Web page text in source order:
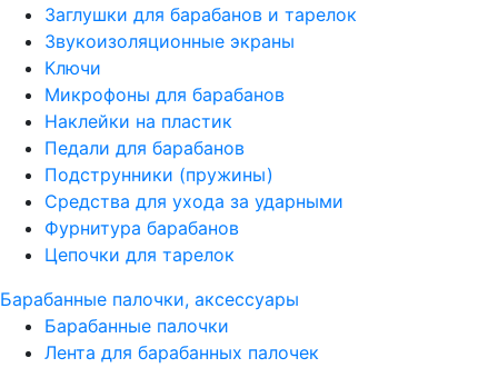
Заглушки для барабанов и тарелок
Звукоизоляционные экраны
Ключи
Микрофоны для барабанов
Наклейки на пластик
Педали для барабанов
Подструнники (пружины)
Средства для ухода за ударными
Фурнитура барабанов
Цепочки для тарелок
Барабанные палочки, аксессуары
Барабанные палочки
Лента для барабанных палочек